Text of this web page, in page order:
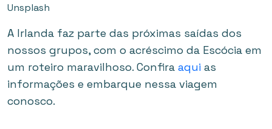
Unsplash
A Irlanda faz parte das próximas saídas dos
nossos grupos, com o acréscimo da Escócia em
um roteiro maravilhoso. Confira aqui as
informações e embarque nessa viagem
conosco.